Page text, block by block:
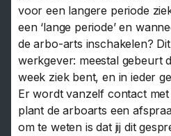
voor een langere periode
een ‘lange periode’ en
de arbo-arts inschakelen?
werkgever: meestal gebeurt
week ziek bent, en in ieder
Er wordt vanzelf contact
plant de arboarts een
om te weten is dat jij dit